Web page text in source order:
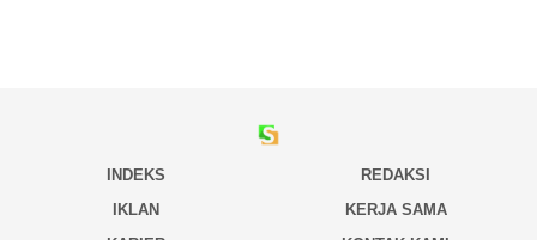
INDEKS
REDAKSI
IKLAN
KERJA SAMA